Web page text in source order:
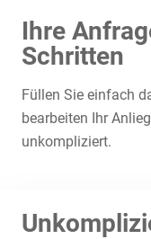
Ihre
Schritten
Füllen Sie einfach
bearbeiten Ihr
unkompliziert.